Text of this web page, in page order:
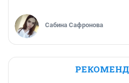
Сабина Сафронова